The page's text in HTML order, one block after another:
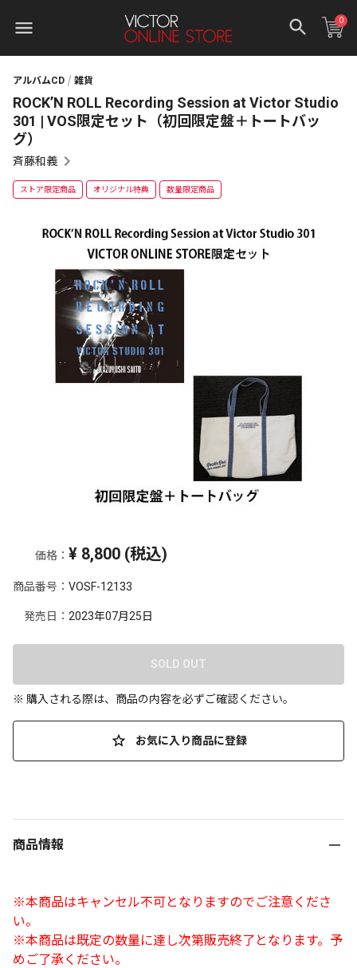
0
アルバムCD 雑貨
ROCK’N ROLL Recording Session at Victor Studio
301 | VOS限定セット（初回限定盤＋トートバッ
グ）
斉藤和義
ストア限定商品 オリジナル特典 数量限定商品
価格： ¥ 8,800 (税込)
商品番号： VOSF-12133
発売日： 2023年07月25日
SOLD OUT
※ 購入される際は、商品の内容を必ずご確認ください。
お気に入り商品に登録
商品情報
※本商品はキャンセル不可となりますのでご注意くださ
い。
※本商品は既定の数量に達し次第販売終了となります。予
めご了承ください。